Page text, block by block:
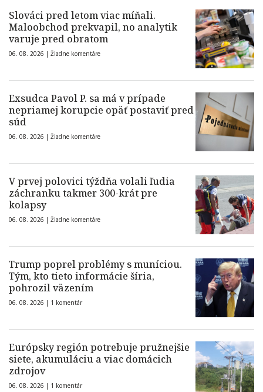
Slováci pred letom viac míňali.
Maloobchod prekvapil, no analytik
varuje pred obratom
06. 08. 2026 | Žiadne komentáre
Exsudca Pavol P. sa má v prípade
nepriamej korupcie opäť postaviť pred
súd
06. 08. 2026 | Žiadne komentáre
V prvej polovici týždňa volali ľudia
záchranku takmer 300-krát pre
kolapsy
06. 08. 2026 | Žiadne komentáre
Trump poprel problémy s muníciou.
Tým, kto tieto informácie šíria,
pohrozil väzením
06. 08. 2026 | 1 komentár
Európsky región potrebuje pružnejšie
siete, akumuláciu a viac domácich
zdrojov
06. 08. 2026 | 1 komentár